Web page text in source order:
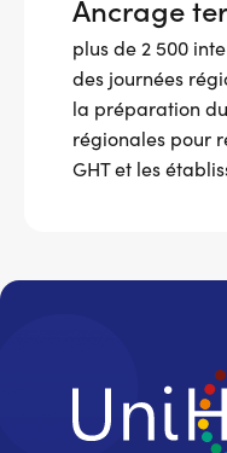
Ancrage
plus de 2 500
des journées
la préparation
régionales pour
GHT et les